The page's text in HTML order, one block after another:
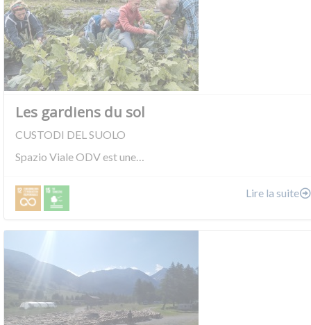
Les gardiens du sol
CUSTODI DEL SUOLO
Spazio Viale ODV est une…
Lire la suite